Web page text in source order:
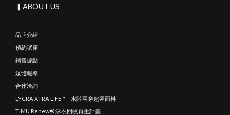
▎ABOUT US
品牌介紹
預約試穿
銷售據點
媒體報導
合作洽詢
LYCRA XTRA LIFE™｜水陸兩穿超彈面料
TIMU Renew® 泳衣回收再生計畫